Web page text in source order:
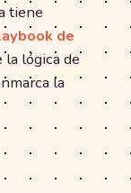
tiene
de
la lógica de
la